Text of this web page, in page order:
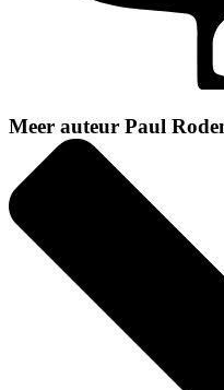
Meer auteur Paul